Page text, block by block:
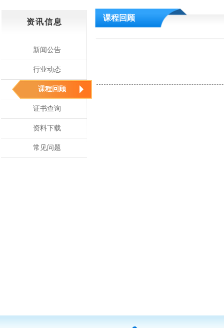
资讯信息
新闻公告
行业动态
课程回顾
证书查询
资料下载
常见问题
课程回顾